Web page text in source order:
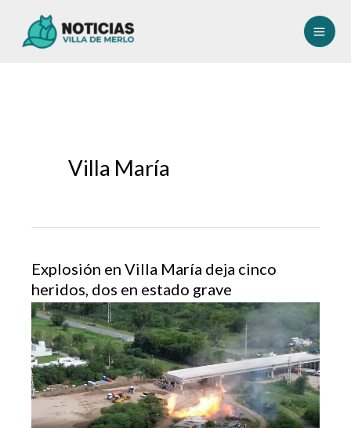
Villa María
Explosión en Villa María deja cinco
heridos, dos en estado grave